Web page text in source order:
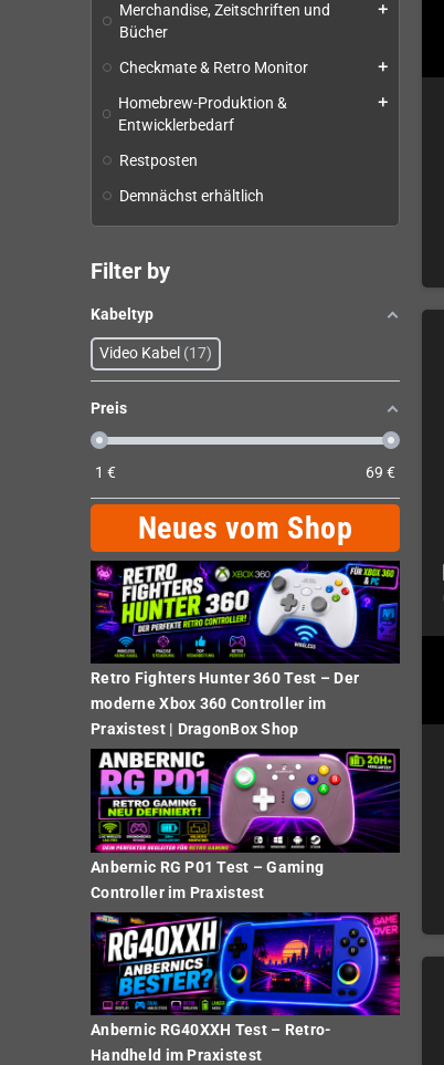
Merchandise, Zeitschriften und
Bücher
add
Checkmate & Retro Monitor add
Homebrew-Produktion &
Entwicklerbedarf
add
Restposten
Demnächst erhältlich
Filter by
Kabeltyp
Video Kabel 17
Preis
1 € 69 €
Neues vom Shop
Retro Fighters Hunter 360 Test – Der
moderne Xbox 360 Controller im
Praxistest | DragonBox Shop
Anbernic RG P01 Test – Gaming
Controller im Praxistest
Anbernic RG40XXH Test – Retro-
Handheld im Praxistest